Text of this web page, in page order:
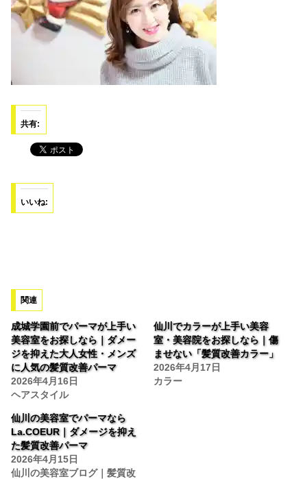
共有:
いいね:
関連
成城学園前でパーマが上手い
美容室をお探しなら｜ダメー
ジを抑えた大人女性・メンズ
に人気の髪質改善パーマ
2026年4月16日
ヘアスタイル
仙川でカラーが上手い美容
室・美容院をお探しなら｜傷
ませない「髪質改善カラー」
2026年4月17日
カラー
仙川の美容室でパーマなら
La.COEUR｜ダメージを抑え
た髪質改善パーマ
2026年4月15日
仙川の美容室ブログ｜髪質改